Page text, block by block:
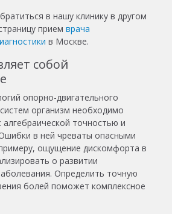
в нашу клинику в другом
прием врача
в Москве.
собой
опорно-двигательного
организм необходимо
алгебраической точностью и
в ней чреваты опасными
ощущение дискомфорта в
о развитии
Определить точную
болей поможет комплексное